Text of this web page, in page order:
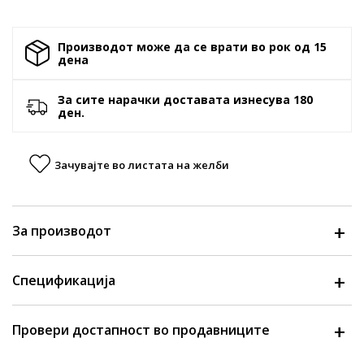
Производот може да се врати во рок од 15
денa
За сите нарачки доставата изнесува 180
ден.
Зачувајте во листата на желби
За производот
Спецификација
Провери достапност во продавниците